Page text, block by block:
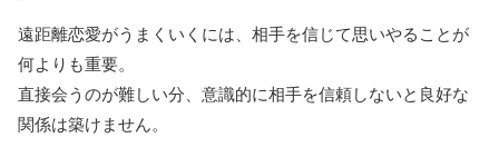
遠距離恋愛がうまくいくには、相手を信じて思いやることが
何よりも重要。
直接会うのが難しい分、意識的に相手を信頼しないと良好な
関係は築けません。